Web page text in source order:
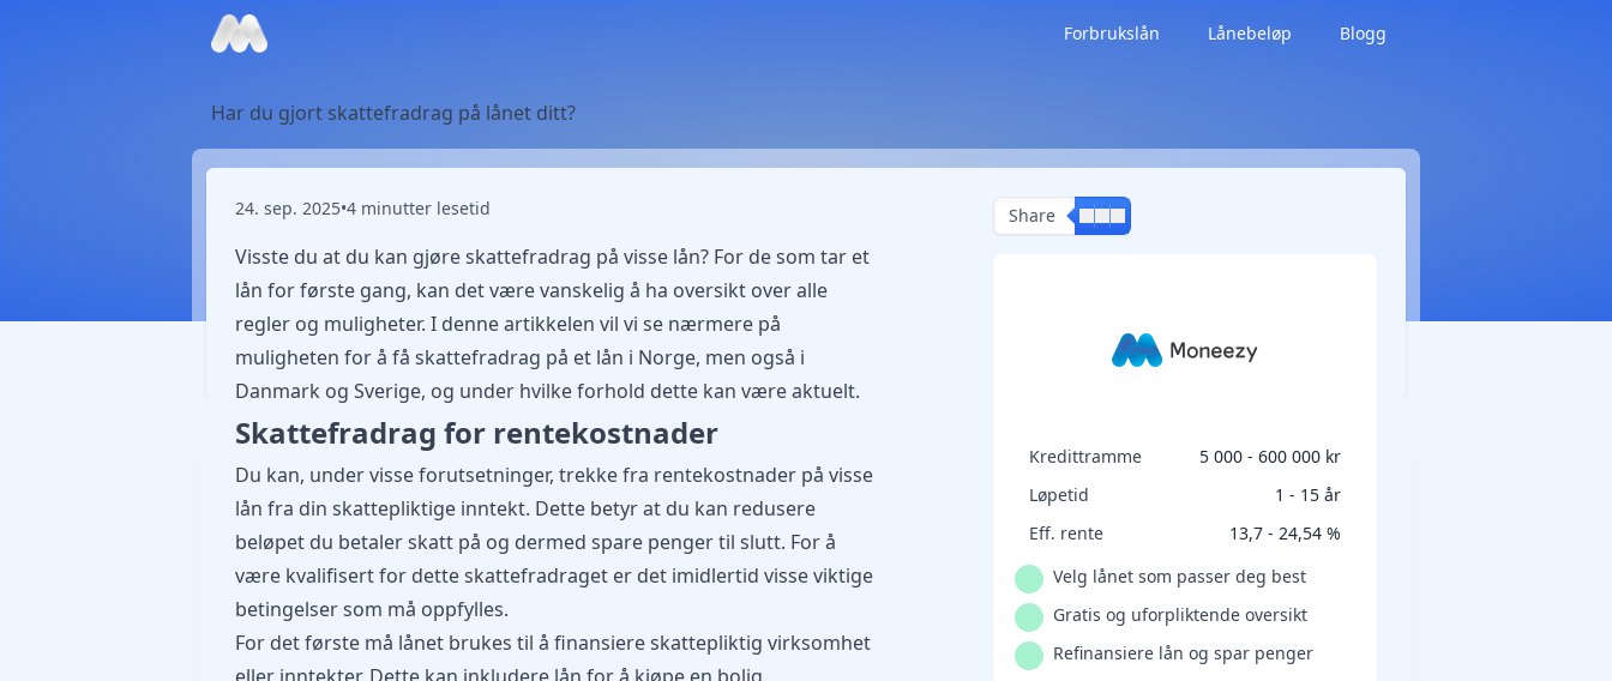
Forbrukslån Lånebeløp Blogg
Har du gjort skattefradrag på lånet ditt?
Share
Kredittramme
5 000 - 600 000 kr
Løpetid
1 - 15 år
Eff. rente
13,7 - 24,54 %
Velg lånet som passer deg best
Gratis og uforpliktende oversikt
Refinansiere lån og spar penger
24. sep. 2025•4 minutter lesetid
Visste du at du kan gjøre skattefradrag på visse lån? For de som tar et
lån for første gang, kan det være vanskelig å ha oversikt over alle
regler og muligheter. I denne artikkelen vil vi se nærmere på
muligheten for å få skattefradrag på et lån i Norge, men også i
Danmark og Sverige, og under hvilke forhold dette kan være aktuelt.
Skattefradrag for rentekostnader
Du kan, under visse forutsetninger, trekke fra rentekostnader på visse
lån fra din skattepliktige inntekt. Dette betyr at du kan redusere
beløpet du betaler skatt på og dermed spare penger til slutt. For å
være kvalifisert for dette skattefradraget er det imidlertid visse viktige
betingelser som må oppfylles.
For det første må lånet brukes til å finansiere skattepliktig virksomhet